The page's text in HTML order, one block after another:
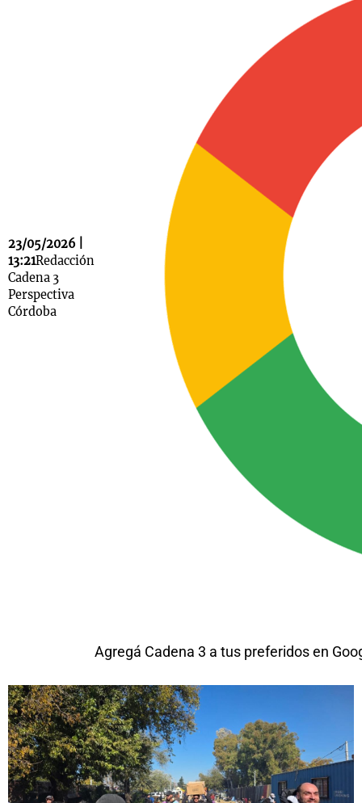
23/05/2026 |
13:21Redacción
Cadena 3
Perspectiva
Córdoba
Agregá Cadena 3 a tus preferidos en
Mundial 2026
La Sole en
Cadena 3